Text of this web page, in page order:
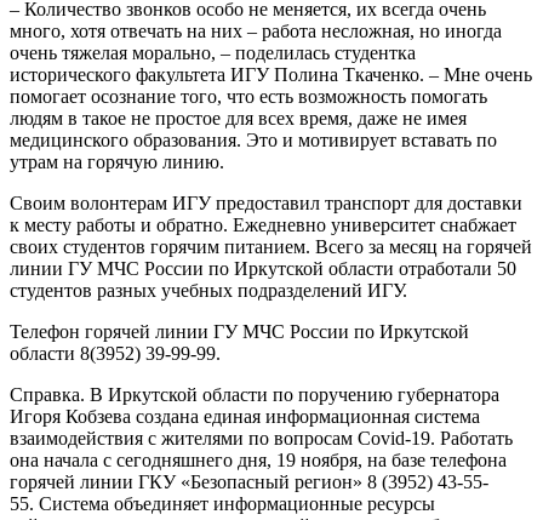
– Количество звонков особо не меняется, их всегда очень
много, хотя отвечать на них – работа несложная, но иногда
очень тяжелая морально, – поделилась студентка
исторического факультета ИГУ Полина Ткаченко. – Мне очень
помогает осознание того, что есть возможность помогать
людям в такое не простое для всех время, даже не имея
медицинского образования. Это и мотивирует вставать по
утрам на горячую линию.
Своим волонтерам ИГУ предоставил транспорт для доставки
к месту работы и обратно. Ежедневно университет снабжает
своих студентов горячим питанием. Всего за месяц на горячей
линии ГУ МЧС России по Иркутской области отработали 50
студентов разных учебных подразделений ИГУ.
Телефон горячей линии ГУ МЧС России по Иркутской
области 8(3952) 39-99-99.
Справка. В Иркутской области по поручению губернатора
Игоря Кобзева создана единая информационная система
взаимодействия с жителями по вопросам Covid-19. Работать
она начала с сегодняшнего дня, 19 ноября, на базе телефона
горячей линии ГКУ «Безопасный регион» 8 (3952) 43-55-
55. Система объединяет информационные ресурсы